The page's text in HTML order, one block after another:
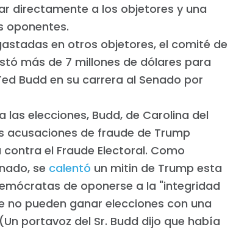
directamente a los objetores y una
oponentes.
en otros objetores, el comité de
más de 7 millones de dólares para
Budd en su carrera al Senado por
las elecciones, Budd, de Carolina del
acusaciones de fraude de Trump
el Fraude Electoral. Como
se calentó un mitin de Trump esta
de oponerse a la "integridad
no pueden ganar elecciones con una
portavoz del Sr. Budd dijo que había